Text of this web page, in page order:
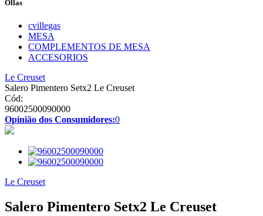
Ollas
cvillegas
MESA
COMPLEMENTOS DE MESA
ACCESORIOS
Le Creuset
Salero Pimentero Setx2 Le Creuset
Cód:
96002500090000
Opinião dos Consumidores:0
Le Creuset
Salero Pimentero Setx2 Le Creuset